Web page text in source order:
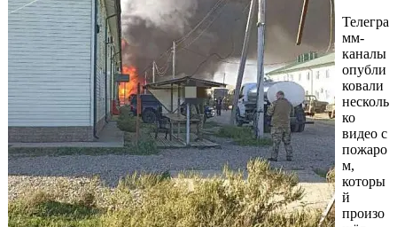
Телегра
мм-
каналы
опубли
ковали
несколь
ко
видео с
пожаро
м,
которы
й
произо